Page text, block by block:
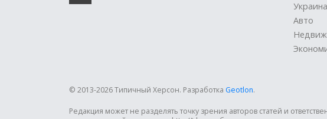
Украина
Авто
© 2013-2026 Типичный Херсон. Разработка Geotlon.
Редакция может не разделять точку зрения авторов статей и